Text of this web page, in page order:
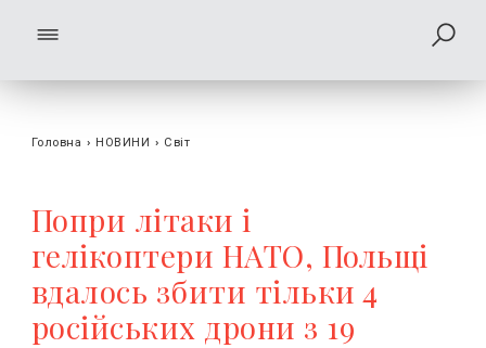
Головна › НОВИНИ › Світ
Попри літаки і
гелікоптери НАТО, Польщі
вдалось збити тільки 4
російських дрони з 19